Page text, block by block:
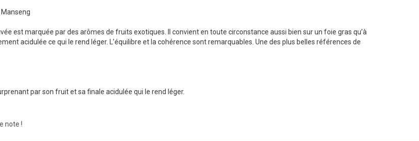
Manseng
est marquée par des arômes de fruits exotiques. Il convient en toute circonstance aussi bien sur un foie gras qu’à
acidulée ce qui le rend léger. L’équilibre et la cohérence sont remarquables. Une des plus belles références de
par son fruit et sa finale acidulée qui le rend léger.
note !